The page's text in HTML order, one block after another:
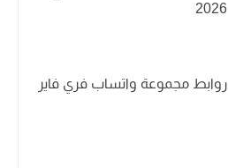
2026
روابط مجموعة واتساب فري فاير